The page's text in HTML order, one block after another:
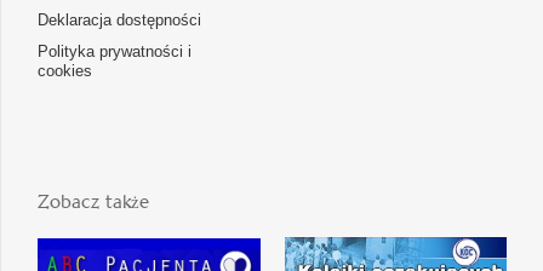
Deklaracja dostępności
Polityka prywatności i
cookies
Zobacz także